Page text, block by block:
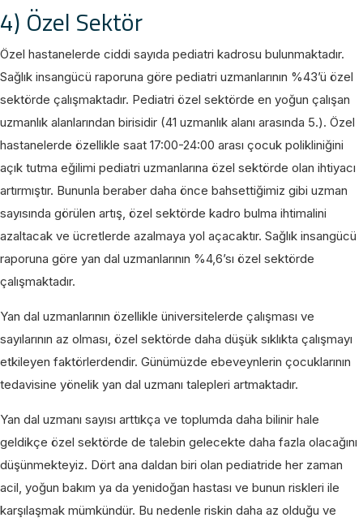
4) Özel Sektör
Özel hastanelerde ciddi sayıda pediatri kadrosu bulunmaktadır.
Sağlık insangücü raporuna göre pediatri uzmanlarının %43’ü özel
sektörde çalışmaktadır. Pediatri özel sektörde en yoğun çalışan
uzmanlık alanlarından birisidir (41 uzmanlık alanı arasında 5.). Özel
hastanelerde özellikle saat 17:00-24:00 arası çocuk polikliniğini
açık tutma eğilimi pediatri uzmanlarına özel sektörde olan ihtiyacı
artırmıştır. Bununla beraber daha önce bahsettiğimiz gibi uzman
sayısında görülen artış, özel sektörde kadro bulma ihtimalini
azaltacak ve ücretlerde azalmaya yol açacaktır. Sağlık insangücü
raporuna göre yan dal uzmanlarının %4,6’sı özel sektörde
çalışmaktadır.
Yan dal uzmanlarının özellikle üniversitelerde çalışması ve
sayılarının az olması, özel sektörde daha düşük sıklıkta çalışmayı
etkileyen faktörlerdendir. Günümüzde ebeveynlerin çocuklarının
tedavisine yönelik yan dal uzmanı talepleri artmaktadır.
Yan dal uzmanı sayısı arttıkça ve toplumda daha bilinir hale
geldikçe özel sektörde de talebin gelecekte daha fazla olacağını
düşünmekteyiz. Dört ana daldan biri olan pediatride her zaman
acil, yoğun bakım ya da yenidoğan hastası ve bunun riskleri ile
karşılaşmak mümkündür. Bu nedenle riskin daha az olduğu ve